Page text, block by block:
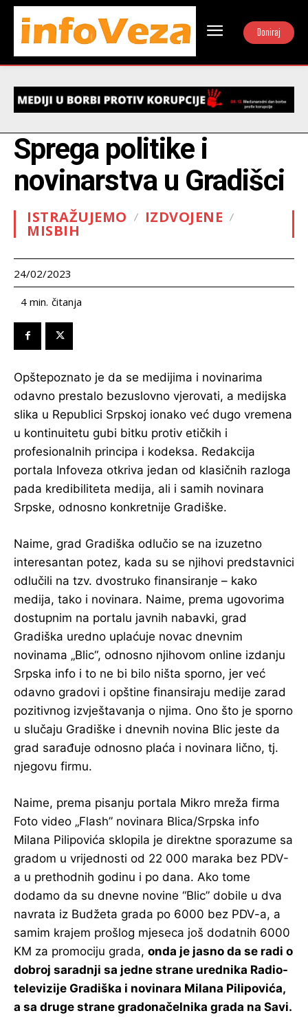
Doniraj
Sprega politike i
novinarstva u Gradišci
ISTRAŽUJEMO IZDVOJENE
MISBIH
24/02/2023
4 min. čitanja
Opštepoznato je da se medijima i novinarima
odavno prestalo bezuslovno vjerovati, a medijska
slika u Republici Srpskoj ionako već dugo vremena
u kontinuitetu gubi bitku protiv etičkih i
profesionalnih principa i kodeksa. Redakcija
portala Infoveza otkriva jedan od klasičnih razloga
pada kredibiliteta medija, ali i samih novinara
Srpske, odnosno konkretnije Gradiške.
Naime, grad Gradiška odlučio se na izuzetno
interesantan potez, kada su se njihovi predstavnici
odlučili na tzv. dvostruko finansiranje – kako
medija, tako i novinara. Naime, prema ugovorima
dostupnim na portalu javnih nabavki, grad
Gradiška uredno uplaćuje novac dnevnim
novinama „Blic“, odnosno njihovom online izdanju
Srpska info i to ne bi bilo ništa sporno, jer već
odavno gradovi i opštine finansiraju medije zarad
pozitivnog izvještavanja o njima. Ono što je sporno
u slučaju Gradiške i dnevnih novina Blic jeste da
grad sarađuje odnosno plaća i novinara lično, tj.
njegovu firmu.
Naime, prema pisanju portala Mikro mreža firma
Foto video „Flash” novinara Blica/Srpska info
Milana Pilipovića sklopila je direktne sporazume sa
gradom u vrijednosti od 22 000 maraka bez PDV-
a u prethodnih godinu i po dana. Ako tome
dodamo da su dnevne novine “Blic” dobile u dva
navrata iz Budžeta grada po 6000 bez PDV-a, a
samim krajem prošlog mjeseca još dodatnih 6000
KM za promociju grada, onda je jasno da se radi o
dobroj saradnji sa jedne strane urednika Radio-
televizije Gradiška i novinara Milana Pilipovića,
a sa druge strane gradonačelnika grada na Savi.